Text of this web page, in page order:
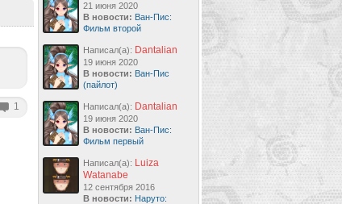
21 июня 2020
В новости: Ван-Пис:
Фильм второй
Написал(а): Dantalian
19 июня 2020
В новости: Ван-Пис
(пайлот)
Написал(а): Dantalian
19 июня 2020
В новости: Ван-Пис:
Фильм первый
Написал(а): Luiza
Watanabe
12 сентября 2016
В новости: Наруто:
1